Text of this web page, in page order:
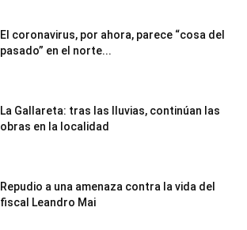
El coronavirus, por ahora, parece “cosa del
pasado” en el norte...
La Gallareta: tras las lluvias, continúan las
obras en la localidad
Repudio a una amenaza contra la vida del
fiscal Leandro Mai